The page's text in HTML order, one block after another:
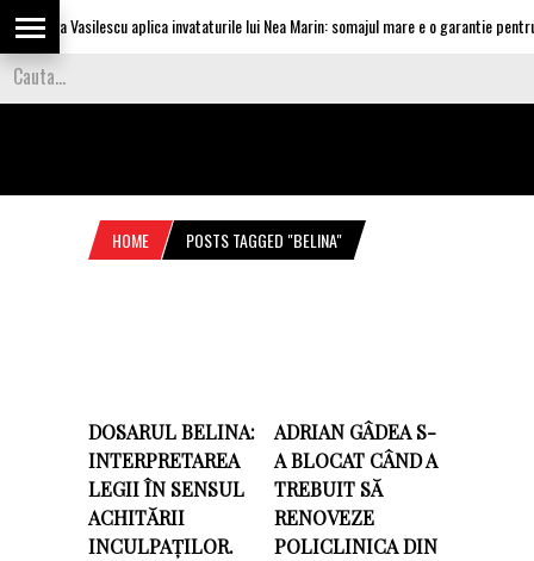
Olguta Vasilescu aplica invataturile lui Nea Marin: somajul mare e o garantie pentru
HOME POSTS TAGGED "BELINA"
DOSARUL BELINA:
INTERPRETAREA
LEGII ÎN SENSUL
ACHITĂRII
INCULPAȚILOR.
ADRIAN GÂDEA S-
A BLOCAT CÂND A
TREBUIT SĂ
RENOVEZE
POLICLINICA DIN